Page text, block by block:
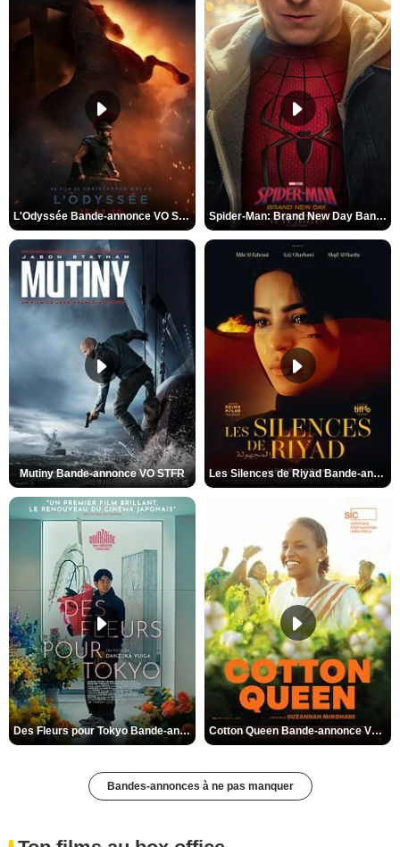
L'Odyssée Bande-annonce VO STFR Spider-Man: Brand New Day Bande-annonce VO STFR
Mutiny Bande-annonce VO STFR Les Silences de Riyad Bande-annonce VO STFR
Des Fleurs pour Tokyo Bande-annonce VO STFR Cotton Queen Bande-annonce VO STFR
Bandes-annonces à ne pas manquer